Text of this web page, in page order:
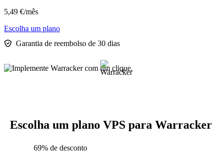
5,49 €/mês
Escolha um plano
Garantia de reembolso de 30 dias
Escolha um plano VPS para Warracker
69% de desconto